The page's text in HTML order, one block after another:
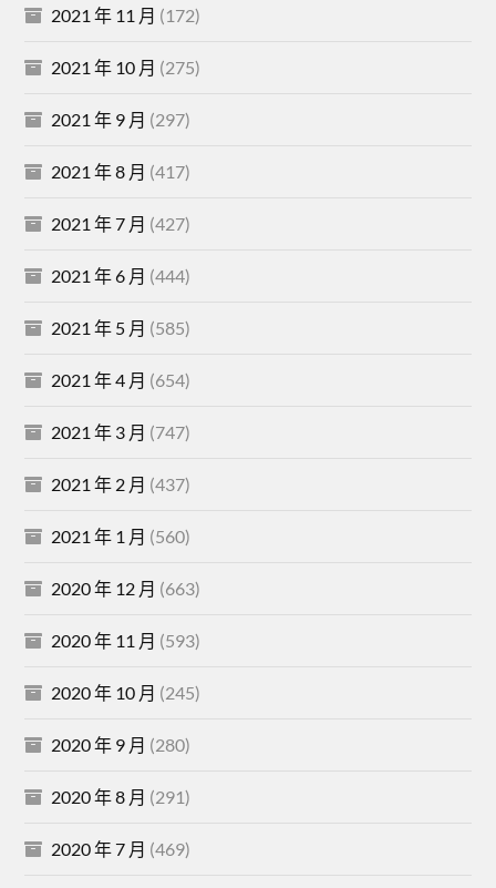
2021 年 11 月 (172)
2021 年 10 月 (275)
2021 年 9 月 (297)
2021 年 8 月 (417)
2021 年 7 月 (427)
2021 年 6 月 (444)
2021 年 5 月 (585)
2021 年 4 月 (654)
2021 年 3 月 (747)
2021 年 2 月 (437)
2021 年 1 月 (560)
2020 年 12 月 (663)
2020 年 11 月 (593)
2020 年 10 月 (245)
2020 年 9 月 (280)
2020 年 8 月 (291)
2020 年 7 月 (469)